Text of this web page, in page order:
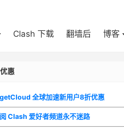
Clash 下载 翻墙后 博客
惠
全球加速新用户8折优惠
Clash 爱好者频道永不迷路